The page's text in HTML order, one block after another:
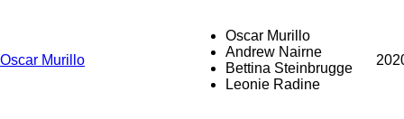
Oscar Murillo
Oscar Murillo
Andrew Nairne
Bettina Steinbrugge
Leonie Radine